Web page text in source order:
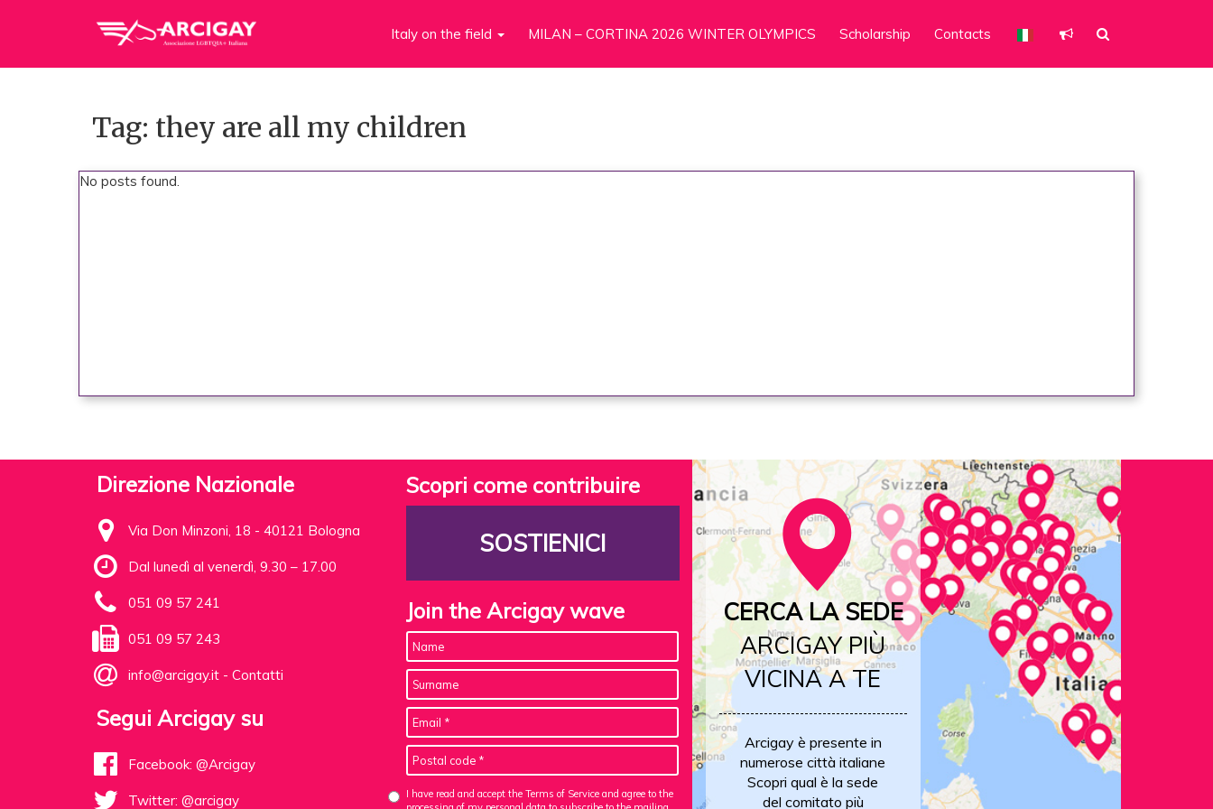
Italy on the field MILAN – CORTINA 2026 WINTER OLYMPICS Scholarship Contacts
Tag: they are all my children
No posts found.
Direzione Nazionale
Via Don Minzoni, 18 - 40121 Bologna
Dal lunedì al venerdì, 9.30 – 17.00
051 09 57 241
051 09 57 243
info@arcigay.it - Contatti
Segui Arcigay su
Facebook: @Arcigay
Twitter: @arcigay
Scopri come contribuire
SOSTIENICI
Join the Arcigay wave
I have read and accept the Terms of Service and agree to the
CERCA LA SEDE
ARCIGAY PIÙ
VICINA A TE
Arcigay è presente in
numerose città italiane
Scopri qual è la sede
del comitato più